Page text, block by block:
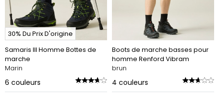
30% Du Prix D'origine
Samaris III Homme Bottes de
marche
Marin
6 couleurs
Boots de marche basses pour
homme Renford Vibram
brun
4 couleurs